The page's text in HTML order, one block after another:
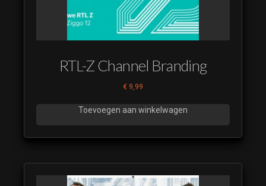
RTL-Z Channel Branding
€ 9,99
Toevoegen aan winkelwagen